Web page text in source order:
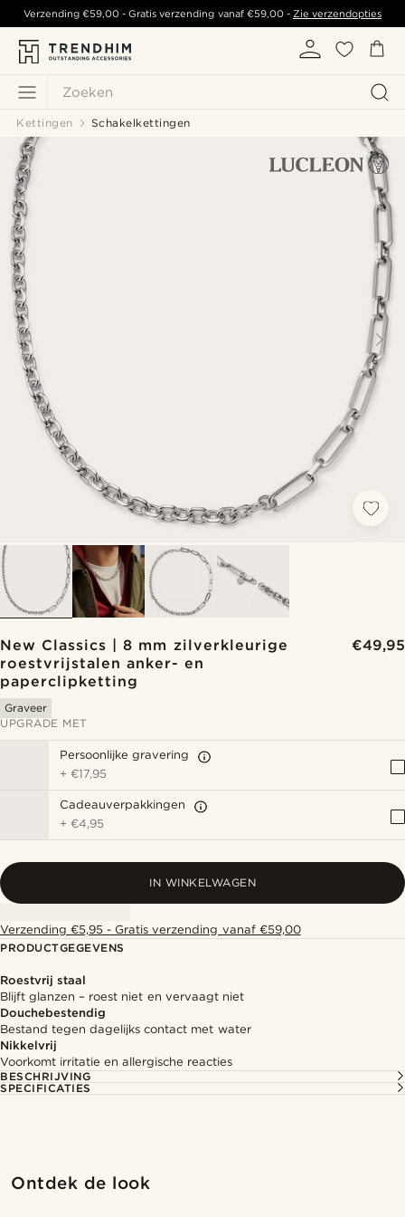
Zoeken
Verzending€59,00 - Gratis verzending vanaf €59,00- Zie verzendopties
Kettingen Schakelkettingen
New Classics | 8 mm zilverkleurige
roestvrijstalen anker- en
paperclipketting
€49,95
Graveer
UPGRADE MET
Persoonlijke gravering
+€17,95
Cadeauverpakkingen
+€4,95
IN WINKELWAGEN
Verzending €5,95 - Gratis verzending vanaf €59,00
PRODUCTGEGEVENS
Roestvrij staal
Blijft glanzen – roest niet en vervaagt niet
Douchebestendig
Bestand tegen dagelijks contact met water
Nikkelvrij
Voorkomt irritatie en allergische reacties
BESCHRIJVING
SPECIFICATIES
Ontdek de look